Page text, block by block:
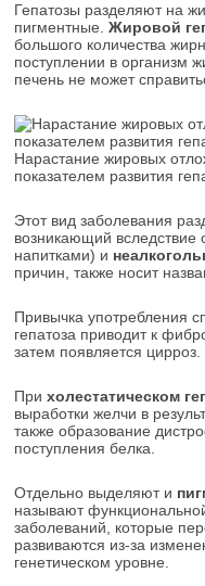
Гепатозы разделяют на
пигментные.Жировой
большого количества
поступлении в организм
печень не может
Нарастание жировых
показателем развития
Этот вид заболевания
возникающий вследствие
напитками) и
причин, также носит
Привычка употребления
гепатоза приводит к
затем появляется цирроз.
Прихолестатическом
выработки желчи в
также образование
поступления белка.
Отдельно выделяют и
называют
заболеваний, которые
развиваются из-за
генетическом уровне.